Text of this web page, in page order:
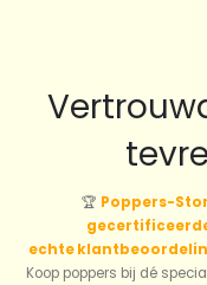
🏆 Poppers-
echte
Koop poppers bij dé